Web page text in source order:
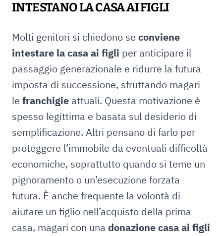
INTESTANO LA CASA AI FIGLI
Molti genitori si chiedono se conviene
intestare la casa ai figli per anticipare il
passaggio generazionale e ridurre la futura
imposta di successione, sfruttando magari
le franchigie attuali. Questa motivazione è
spesso legittima e basata sul desiderio di
semplificazione. Altri pensano di farlo per
proteggere l’immobile da eventuali difficoltà
economiche, soprattutto quando si teme un
pignoramento o un’esecuzione forzata
futura. È anche frequente la volontà di
aiutare un figlio nell’acquisto della prima
casa, magari con una donazione casa ai figli